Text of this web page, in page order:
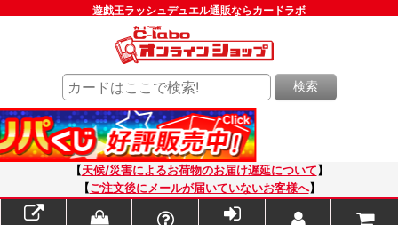
遊戯王ラッシュデュエル通販ならカードラボ
検索
【天候/災害によるお荷物のお届け遅延について 】
【ご注文後にメールが届いていないお客様へ】